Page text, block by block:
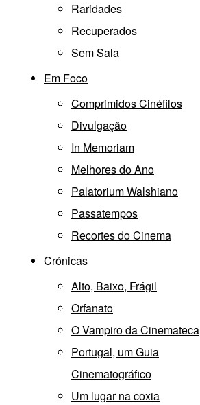
Raridades
Recuperados
Sem Sala
Em Foco
Comprimidos Cinéfilos
Divulgação
In Memoriam
Melhores do Ano
Palatorium Walshiano
Passatempos
Recortes do Cinema
Crónicas
Alto, Baixo, Frágil
Orfanato
O Vampiro da Cinemateca
Portugal, um Guia
Cinematográfico
Um lugar na coxia